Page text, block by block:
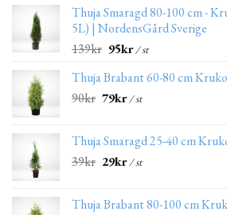
Thuja Smaragd 80-100 cm -
5L) | NordensGård Sverige
139kr 95kr/ st
Thuja Brabant 60-80 cm
90kr 79kr/ st
Thuja Smaragd 25-40 cm
39kr 29kr/ st
Thuja Brabant 80-100 cm